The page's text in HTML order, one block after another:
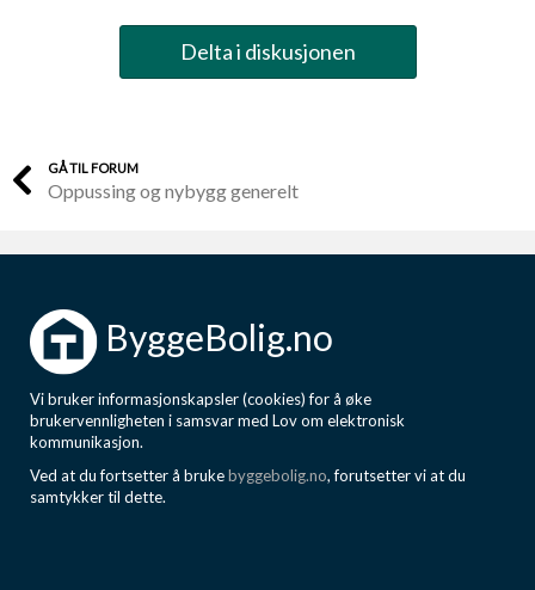
Delta i diskusjonen
GÅ TIL FORUM
Oppussing og nybygg generelt
ByggeBolig.no
Vi bruker informasjonskapsler (cookies) for å øke
brukervennligheten i samsvar med Lov om elektronisk
kommunikasjon.
Ved at du fortsetter å brukebyggebolig.no, forutsetter vi at du
samtykker til dette.